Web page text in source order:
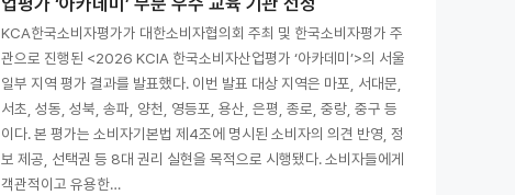
KCA한국소비자평가가 대한소비자협의회 주최 및 한국소비자평가 주
관으로 진행된 <2026 KCIA 한국소비자산업평가 ‘아카데미’>의 서울
일부 지역 평가 결과를 발표했다. 이번 발표 대상 지역은 마포, 서대문,
서초, 성동, 성북, 송파, 양천, 영등포, 용산, 은평, 종로, 중랑, 중구 등
이다. 본 평가는 소비자기본법 제4조에 명시된 소비자의 의견 반영, 정
보 제공, 선택권 등 8대 권리 실현을 목적으로 시행됐다. 소비자들에게
객관적이고 유용한…